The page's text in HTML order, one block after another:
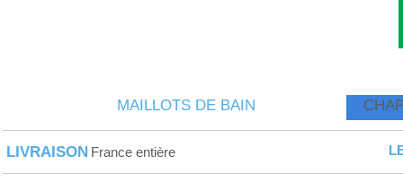
LIVRAISON France entière
MAILLOTS DE BAIN